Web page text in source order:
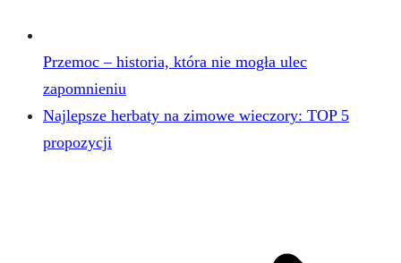
Przemoc – historia, która nie mogła ulec
zapomnieniu
Najlepsze herbaty na zimowe wieczory: TOP 5
propozycji